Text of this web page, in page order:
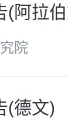
(阿拉
院
(德文)